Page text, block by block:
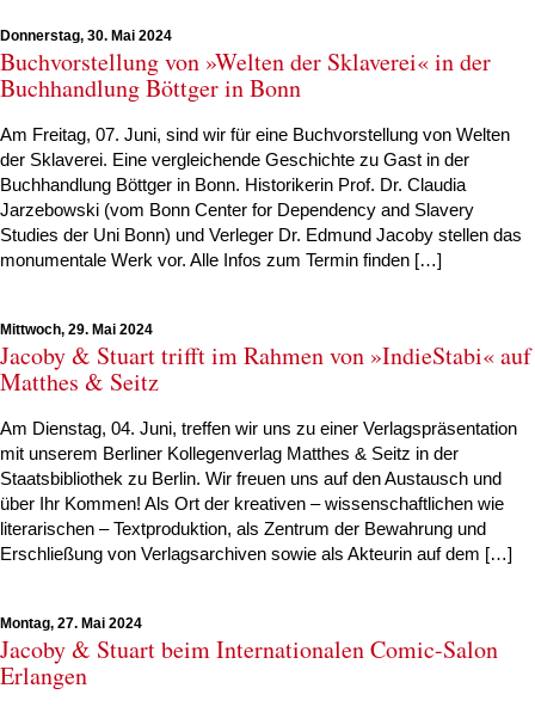
Donnerstag, 30. Mai 2024
Buchvorstellung von »Welten der Sklaverei« in der
Buchhandlung Böttger in Bonn
Am Freitag, 07. Juni, sind wir für eine Buchvorstellung von Welten
der Sklaverei. Eine vergleichende Geschichte zu Gast in der
Buchhandlung Böttger in Bonn. Historikerin Prof. Dr. Claudia
Jarzebowski (vom Bonn Center for Dependency and Slavery
Studies der Uni Bonn) und Verleger Dr. Edmund Jacoby stellen das
monumentale Werk vor. Alle Infos zum Termin finden […]
Mittwoch, 29. Mai 2024
Jacoby & Stuart trifft im Rahmen von »IndieStabi« auf
Matthes & Seitz
Am Dienstag, 04. Juni, treffen wir uns zu einer Verlagspräsentation
mit unserem Berliner Kollegenverlag Matthes & Seitz in der
Staatsbibliothek zu Berlin. Wir freuen uns auf den Austausch und
über Ihr Kommen! Als Ort der kreativen – wissenschaftlichen wie
literarischen – Textproduktion, als Zentrum der Bewahrung und
Erschließung von Verlagsarchiven sowie als Akteurin auf dem […]
Montag, 27. Mai 2024
Jacoby & Stuart beim Internationalen Comic-Salon
Erlangen